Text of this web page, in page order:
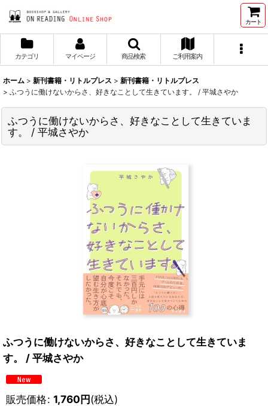
カート
カテゴリ マイページ 商品検索 ご利用案内
ホーム > 新刊書籍・リトルプレス > 新刊書籍・リトルプレス
> ふつうに働けないからさ、好きなことして生きています。 / 平城さやか
ふつうに働けないからさ、好きなことして生きていま
す。 / 平城さやか
ふつうに働けないからさ、好きなことして生きていま
す。 / 平城さやか
販売価格: 1,760円(税込)